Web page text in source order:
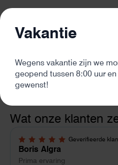
Wat onze klanten
Geverifieerde
5,0 van 5 sterren
Boris Algra
Prima ervaring
Vakantie
Wegens vakantie zijn we
geopend tussen 8:00 uur
gewenst!